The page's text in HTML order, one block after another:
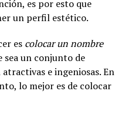
es por esto que
un perfil estético.
es colocar un nombre
sea un conjunto de
e ingeniosas. En
lo mejor es de colocar